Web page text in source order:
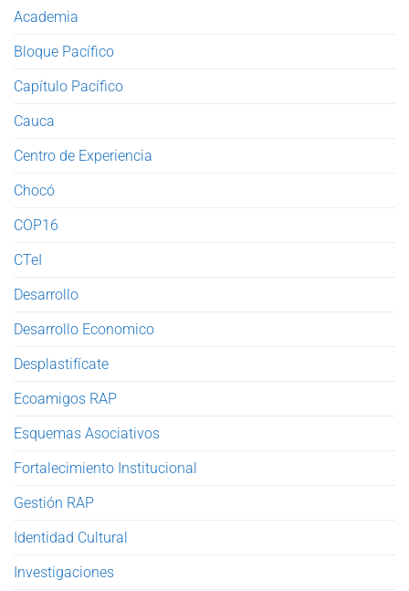
Academia
Bloque Pacífico
Capítulo Pacífico
Cauca
Centro de Experiencia
Chocó
COP16
CTeI
Desarrollo
Desarrollo Economico
Desplastifícate
Ecoamigos RAP
Esquemas Asociativos
Fortalecimiento Institucional
Gestión RAP
Identidad Cultural
Investigaciones